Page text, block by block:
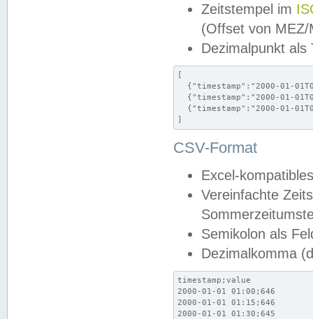
Zeitstempel im
(Offset von MEZ/
Dezimalpunkt als
[
{"timestamp":"2000-01-
{"timestamp":"2000-01-
{"timestamp":"2000-01-
]
CSV-Format
Excel-
Vereinfachte
Semikolon als
Dezimalkomma
timestamp;value
2000-01-01 01:00;646
2000-01-01 01:15;646
2000-01-01 01:30;645